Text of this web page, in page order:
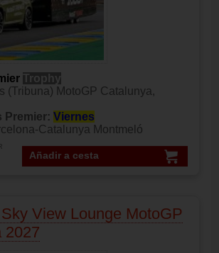
Trophy
(Tribuna) MotoGP Catalunya,
Premier: Viernes
Catalunya Montmeló
Añadir a cesta
View Lounge MotoGP
2027